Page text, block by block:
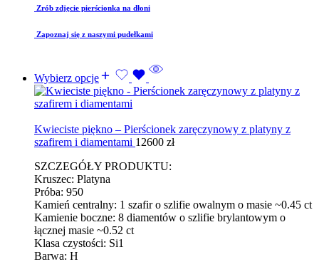
Zrób zdjęcie pierścionka na dłoni
Zapoznaj się z naszymi pudełkami
Wybierz opcje
Kwieciste piękno – Pierścionek zaręczynowy z platyny z
szafirem i diamentami 12600 zł
SZCZEGÓŁY PRODUKTU:
Kruszec: Platyna
Próba: 950
Kamień centralny: 1 szafir o szlifie owalnym o masie ~0.45 ct
Kamienie boczne: 8 diamentów o szlifie brylantowym o
łącznej masie ~0.52 ct
Klasa czystości: Si1
Barwa: H